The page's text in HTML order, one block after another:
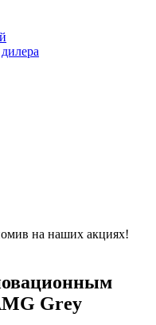
на наших акциях!
Grey